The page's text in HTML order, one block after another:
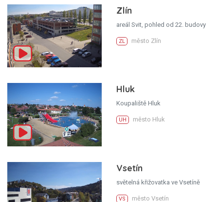
Zlín
areál Svit, pohled od 22. budovy
ZL město Zlín
Hluk
Koupaliště Hluk
UH město Hluk
Vsetín
světelná křižovatka ve Vsetíně
VS město Vsetín